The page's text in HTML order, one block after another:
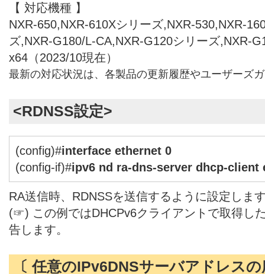
【 対応機種 】
NXR-650,NXR-610Xシリーズ,NXR-530,NXR-
ズ,NXR-G180/L-CA,NXR-G120シリーズ,NXR-
x64（2023/10現在）
最新の対応状況は、各製品の更新履歴やユーザーズ
<RDNSS設定>
(config)#interface ethernet 0
(config-if)#ipv6 nd ra-dns-server dhcp-client
RA送信時、RDNSSを送信するように設定しま
(☞) この例ではDHCPv6クライアントで取得し
告します。
〔 任意のIPv6DNSサーバアドレス